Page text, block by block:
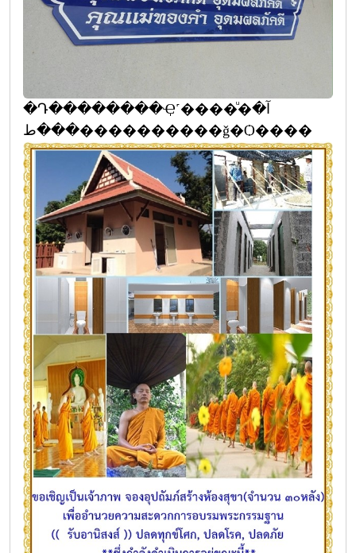
�Դ��������Ҿ˹����ͧ�آ�
���ط����������ǧ�Ѻ����